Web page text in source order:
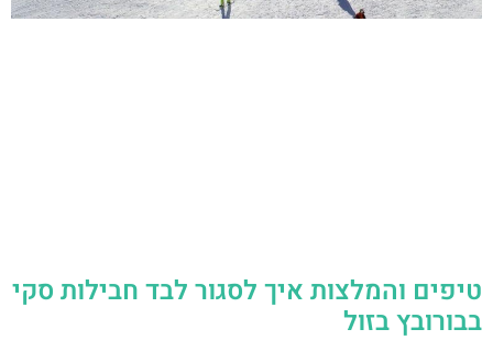
טיפים והמלצות איך לסגור לבד חבילות סקי
בבורובץ בזול